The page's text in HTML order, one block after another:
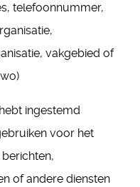
telefoonnummer,
vakgebied of
ingestemd
voor het
of andere diensten